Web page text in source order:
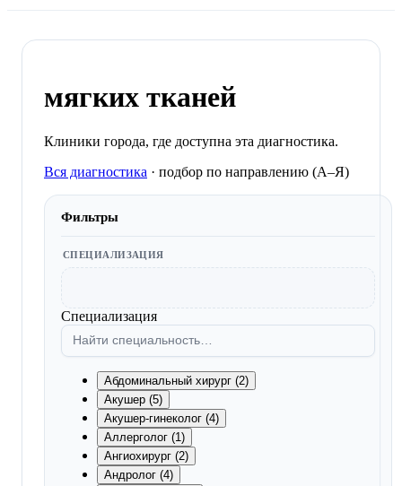
мягких тканей
Клиники города, где доступна эта диагностика.
Вся диагностика · подбор по направлению (A–Я)
Фильтры
СПЕЦИАЛИЗАЦИЯ
Специализация
Абдоминальный хирург (2)
Акушер (5)
Акушер-гинеколог (4)
Аллерголог (1)
Ангиохирург (2)
Андролог (4)